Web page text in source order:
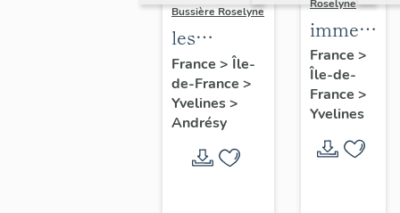
Bussière Roselyne
les
immeubles,
maisons et
fermes du
canton
d'Andrésy
France > Île-
de-France >
Yvelines>
Andrésy
Roselyne
maisons,
fermes
France >
Île-de-
France >
Yvelines